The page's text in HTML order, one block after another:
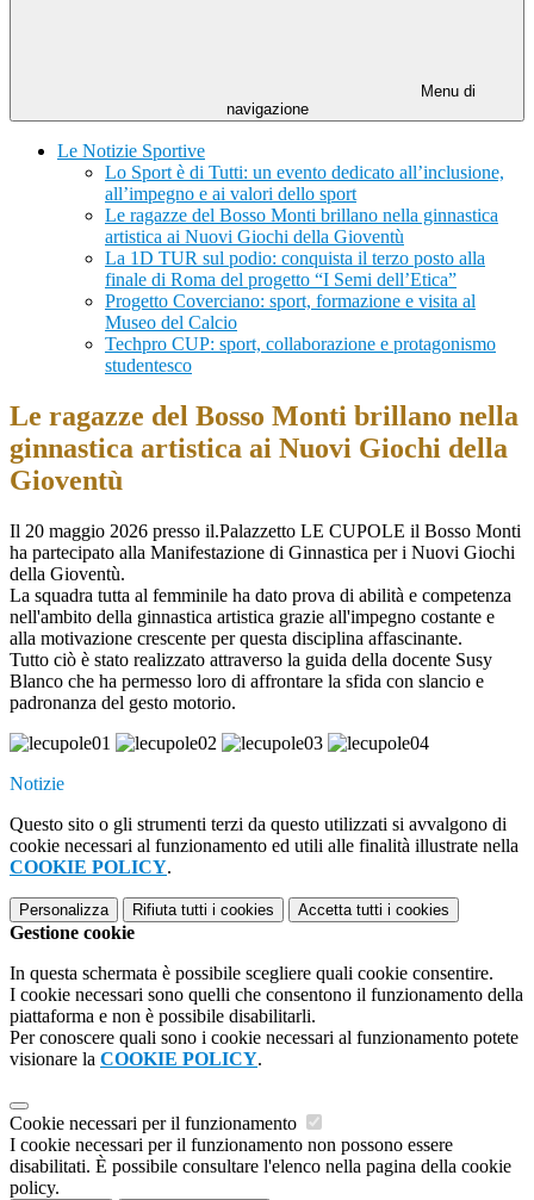
Menu di
navigazione
Le Notizie Sportive
Lo Sport è di Tutti: un evento dedicato all’inclusione,
all’impegno e ai valori dello sport
Le ragazze del Bosso Monti brillano nella ginnastica
artistica ai Nuovi Giochi della Gioventù
La 1D TUR sul podio: conquista il terzo posto alla
finale di Roma del progetto “I Semi dell’Etica”
Progetto Coverciano: sport, formazione e visita al
Museo del Calcio
Techpro CUP: sport, collaborazione e protagonismo
studentesco
Le ragazze del Bosso Monti brillano nella
ginnastica artistica ai Nuovi Giochi della
Gioventù
Il 20 maggio 2026 presso il.Palazzetto LE CUPOLE il Bosso Monti
ha partecipato alla Manifestazione di Ginnastica per i Nuovi Giochi
della Gioventù.
La squadra tutta al femminile ha dato prova di abilità e competenza
nell'ambito della ginnastica artistica grazie all'impegno costante e
alla motivazione crescente per questa disciplina affascinante.
Tutto ciò è stato realizzato attraverso la guida della docente Susy
Blanco che ha permesso loro di affrontare la sfida con slancio e
padronanza del gesto motorio.
Notizie
Questo sito o gli strumenti terzi da questo utilizzati si avvalgono di
cookie necessari al funzionamento ed utili alle finalità illustrate nella
COOKIE POLICY.
Personalizza Rifiuta tutti i cookies Accetta tutti i cookies
Gestione cookie
In questa schermata è possibile scegliere quali cookie consentire.
I cookie necessari sono quelli che consentono il funzionamento della
piattaforma e non è possibile disabilitarli.
Per conoscere quali sono i cookie necessari al funzionamento potete
visionare la COOKIE POLICY.
Cookie necessari per il funzionamento
I cookie necessari per il funzionamento non possono essere
disabilitati. È possibile consultare l'elenco nella pagina della cookie
policy.